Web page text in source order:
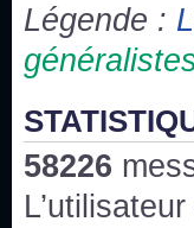
Un peu de
chaines
3x24 Human
Bonjour
qu'une
Légende :
58226